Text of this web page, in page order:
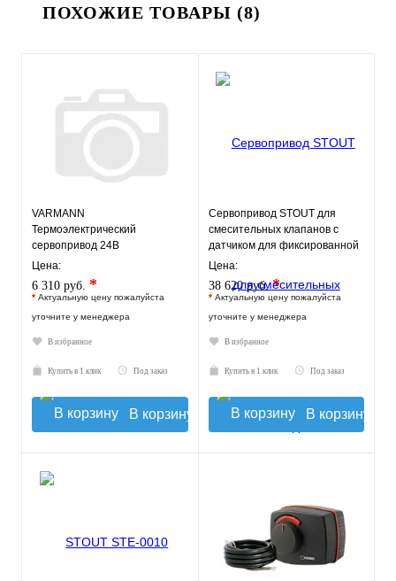
ПОХОЖИЕ ТОВАРЫ (8)
VARMANN
Термоэлектрический
сервопривод 24В
Цена:
6 310 руб. *
* Актуальную цену пожалуйста
уточните у менеджера
В избранное
Купить в 1 клик Под заказ
В корзину
Сервопривод STOUT для
смесительных клапанов с
датчиком для фиксированной
регулировки
Цена:
38 620 руб.*
* Актуальную цену пожалуйста
уточните у менеджера
В избранное
Купить в 1 клик Под заказ
В корзину